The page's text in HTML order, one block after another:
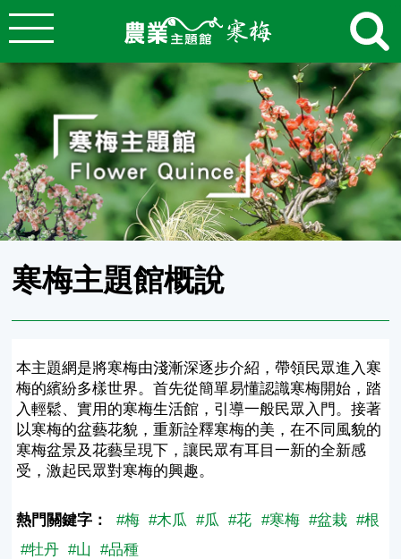
跳到主要內容
農業知識入口網
寒梅主題館概說
本主題網是將寒梅由淺漸深逐步介紹，帶領民眾進入寒
梅的繽紛多樣世界。首先從簡單易懂認識寒梅開始，踏
入輕鬆、實用的寒梅生活館，引導一般民眾入門。接著
以寒梅的盆藝花貌，重新詮釋寒梅的美，在不同風貌的
寒梅盆景及花藝呈現下，讓民眾有耳目一新的全新感
受，激起民眾對寒梅的興趣。
熱門關鍵字： #梅 #木瓜 #瓜 #花 #寒梅 #盆栽 #根
#牡丹 #山 #品種